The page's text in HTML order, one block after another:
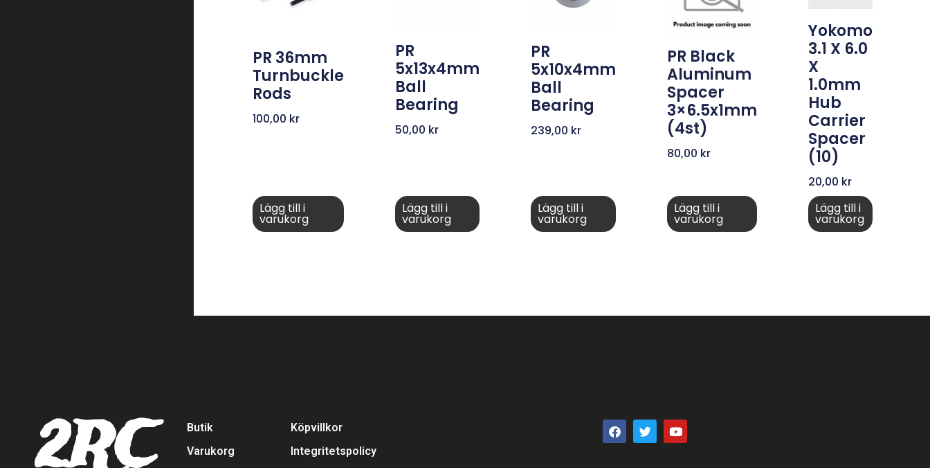
PR 36mm
Turnbuckle
Rods
100,00 kr
Lägg till i
varukorg
PR
5x13x4mm
Ball
Bearing
50,00 kr
Lägg till i
varukorg
PR
5x10x4mm
Ball
Bearing
239,00 kr
Lägg till i
varukorg
PR Black
Aluminum
Spacer
3×6.5x1mm
(4st)
80,00 kr
Lägg till i
varukorg
Yokomo
3.1 X 6.0
X
1.0mm
Hub
Carrier
Spacer
(10)
20,00 kr
Lägg till i
varukorg
2RC
Butik
Varukorg
Köpvillkor
Integritetspolicy